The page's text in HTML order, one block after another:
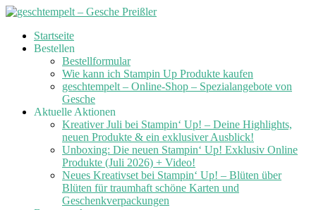
Skip
Startseite
Bestellen
Bestellformular
Wie kann ich Stampin Up Produkte kaufen
geschtempelt – Online-Shop – Spezialangebote von
Gesche
Aktuelle Aktionen
Kreativer Juli bei Stampin‘ Up! – Deine Highlights,
neuen Produkte & ein exklusiver Ausblick!
Unboxing: Die neuen Stampin‘ Up! Exklusiv Online
Produkte (Juli 2026) + Video!
Neues Kreativset bei Stampin‘ Up! – Blüten über
Blüten für traumhaft schöne Karten und
Geschenkverpackungen